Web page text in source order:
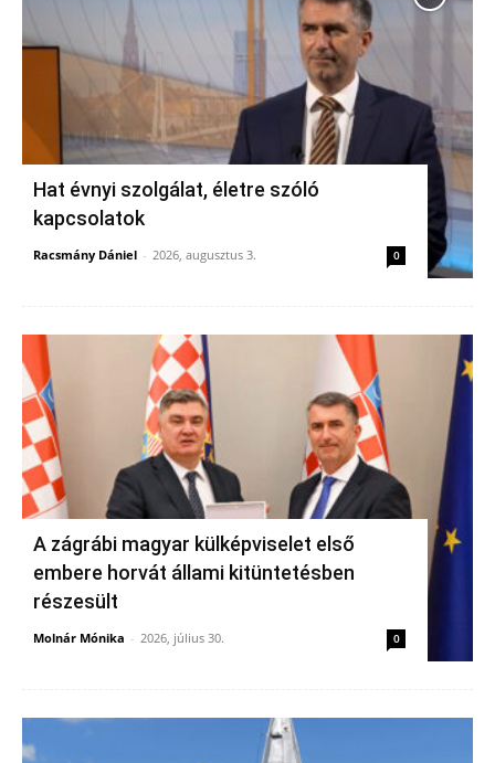
Hat évnyi szolgálat, életre szóló
kapcsolatok
Racsmány Dániel - 2026, augusztus 3. 0
A zágrábi magyar külképviselet első
embere horvát állami kitüntetésben
részesült
Molnár Mónika - 2026, július 30. 0